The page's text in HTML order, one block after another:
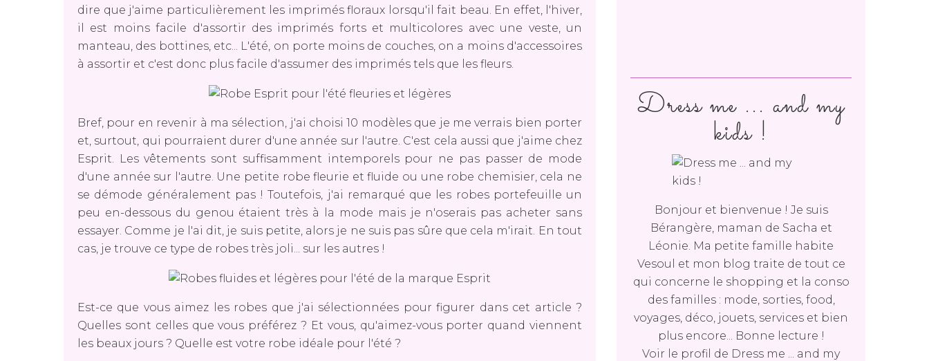
dire que j'aime particulièrement les imprimés floraux lorsqu'il fait beau. En effet, l'hiver,
il est moins facile d'assortir des imprimés forts et multicolores avec une veste, un
manteau, des bottines, etc... L'été, on porte moins de couches, on a moins d'accessoires
à assortir et c'est donc plus facile d'assumer des imprimés tels que les fleurs.
Bref, pour en revenir à ma sélection, j'ai choisi 10 modèles que je me verrais bien porter
et, surtout, qui pourraient durer d'une année sur l'autre. C'est cela aussi que j'aime chez
Esprit. Les vêtements sont suffisamment intemporels pour ne pas passer de mode
d'une année sur l'autre. Une petite robe fleurie et fluide ou une robe chemisier, cela ne
se démode généralement pas ! Toutefois, j'ai remarqué que les robes portefeuille un
peu en-dessous du genou étaient très à la mode mais je n'oserais pas acheter sans
essayer. Comme je l'ai dit, je suis petite, alors je ne suis pas sûre que cela m'irait. En tout
cas, je trouve ce type de robes très joli... sur les autres !
Est-ce que vous aimez les robes que j'ai sélectionnées pour figurer dans cet article ?
Quelles sont celles que vous préférez ? Et vous, qu'aimez-vous porter quand viennent
les beaux jours ? Quelle est votre robe idéale pour l'été ?
Dress me ... and my
kids !
Bonjour et bienvenue ! Je suis
Bérangère, maman de Sacha et
Léonie. Ma petite famille habite
Vesoul et mon blog traite de tout ce
qui concerne le shopping et la conso
des familles : mode, sorties, food,
voyages, déco, jouets, services et bien
plus encore... Bonne lecture !
Voir le profil de Dress me ... and my